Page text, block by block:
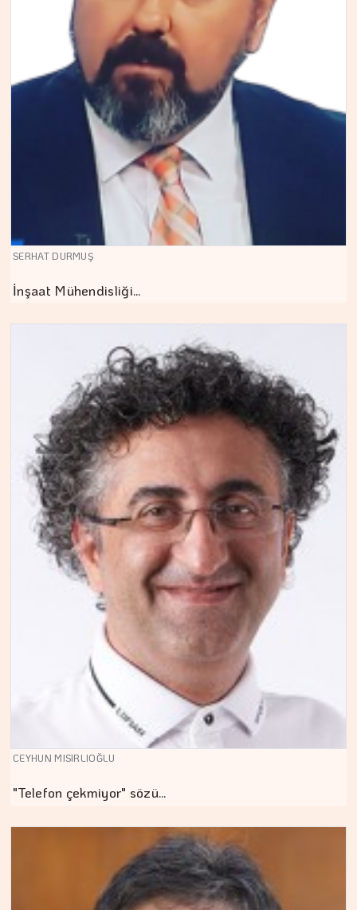
SERHAT DURMUŞ
İnşaat Mühendisliği…
CEYHUN MISIRLIOĞLU
"Telefon çekmiyor" sözü…